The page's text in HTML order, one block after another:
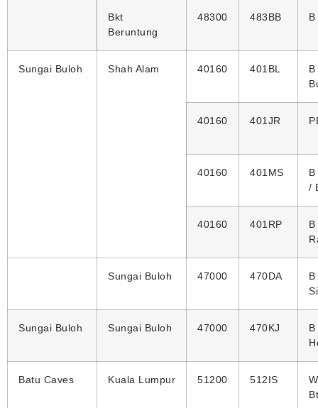
Bkt
Beruntung
48300 483BB
Sungai Buloh Shah Alam 40160 401BL
40160 401JR
40160 401MS
/
40160 401RP
Sungai Buloh 47000 470DA
Sungai Buloh Sungai Buloh 47000 470KJ
Batu Caves Kuala Lumpur 51200 512IS